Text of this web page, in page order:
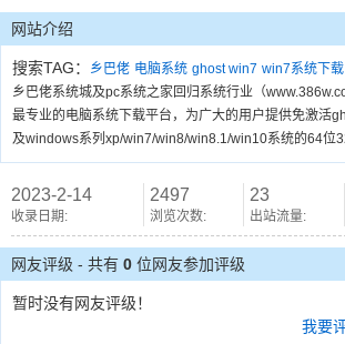
网站介绍
搜索TAG： 乡巴佬 电脑系统 ghost win7 win7系统下载
乡巴佬系统城及pc系统之家回归系统行业（
最专业的电脑系统下载平台，为广大的用户提供免激活
及windows系列xp/win7/win8/win8.1/win10系统的64位
2023-2-14
收录日期:
2497
浏览次数:
23
出站流量:
网友评级 - 共有 0 位网友参加评级
暂时没有网友评级！
我要